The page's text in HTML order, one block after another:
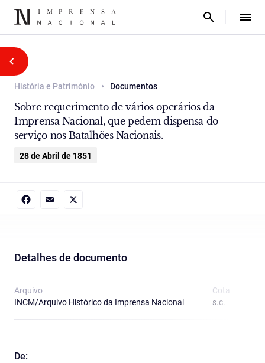
História e Património Documentos
Sobre requerimento de vários operários da
Imprensa Nacional, que pedem dispensa do
serviço nos Batalhões Nacionais.
28 de Abril de 1851
Detalhes de documento
Arquivo
INCM/Arquivo Histórico da Imprensa Nacional
Cota
s.c.
De: